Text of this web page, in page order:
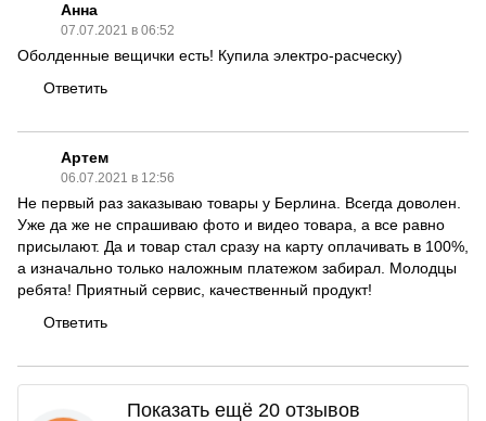
Анна
07.07.2021 в 06:52
Оболденные вещички есть! Купила электро-расческу)
Ответить
Артем
06.07.2021 в 12:56
Не первый раз заказываю товары у Берлина. Всегда доволен.
Уже да же не спрашиваю фото и видео товара, а все равно
присылают. Да и товар стал сразу на карту оплачивать в 100%,
а изначально только наложным платежом забирал. Молодцы
ребята! Приятный сервис, качественный продукт!
Ответить
Показать ещё 20 отзывов